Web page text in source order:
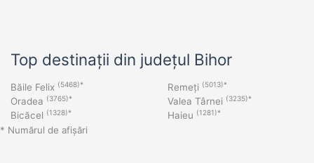
Top destinații din județul Bihor
Băile Felix (5468)* Remeți (5013)*
Oradea (3765)* Valea Târnei (3235)*
Bicăcel (1328)* Haieu (1281)*
* Numărul de afișări